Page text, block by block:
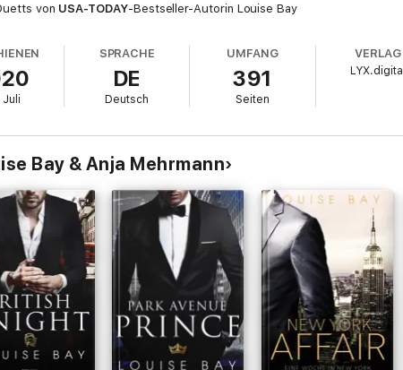
von USA-TODAY-Bestseller-Autorin Louise Bay
Juli
SPRACHE
DE
Deutsch
UMFANG
391
Seiten
VERLAG
LYX.digital
Bay & Anja Mehrmann